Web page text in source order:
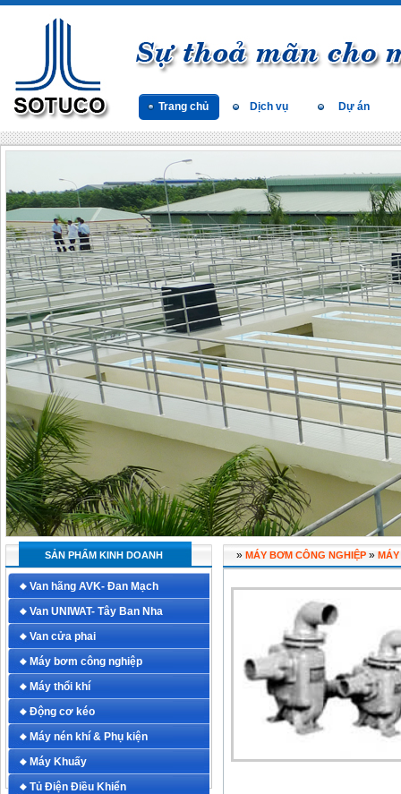
Trang chủ Dịch vụ Dự án
SẢN PHẨM KINH DOANH
Van hãng AVK- Đan Mạch
Van UNIWAT- Tây Ban Nha
Van cửa phai
Máy bơm công nghiệp
Máy thổi khí
Động cơ kéo
Máy nén khí & Phụ kiện
Máy Khuấy
Tủ Điện Điều Khiển
» MÁY BƠM CÔNG NGHIỆP »